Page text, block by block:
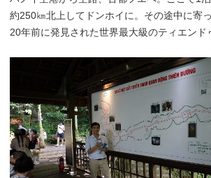
約250㎞北上してドンホイに。その途中に寄
20年前に発見された世界最大級のティエンド